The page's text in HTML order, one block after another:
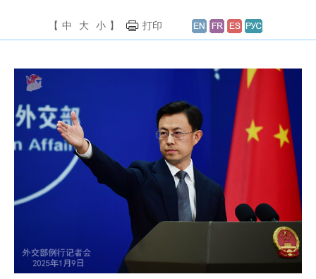
【 中 大 小 】 打印